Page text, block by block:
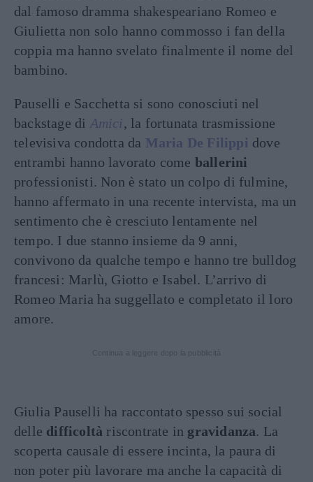
dal famoso dramma shakespeariano Romeo e
Giulietta non solo hanno commosso i fan della
coppia ma hanno svelato finalmente il nome del
bambino.
Pauselli e Sacchetta si sono conosciuti nel
backstage di Amici, la fortunata trasmissione
televisiva condotta da Maria De Filippi dove
entrambi hanno lavorato come ballerini
professionisti. Non è stato un colpo di fulmine,
hanno affermato in una recente intervista, ma un
sentimento che è cresciuto lentamente nel
tempo. I due stanno insieme da 9 anni,
convivono da qualche tempo e hanno tre bulldog
francesi: Marlù, Giotto e Isabel. L’arrivo di
Romeo Maria ha suggellato e completato il loro
amore.
Giulia Pauselli ha raccontato spesso sui social
delle difficoltà riscontrate in gravidanza. La
scoperta causale di essere incinta, la paura di
non poter più lavorare ma anche la capacità di